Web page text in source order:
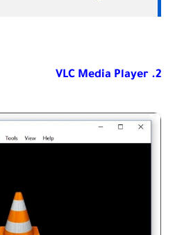
2. VLC Media Player